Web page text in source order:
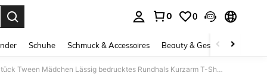
0 0
Schuhe Schmuck & Accessoires Beauty & Gesundheit
1 Stück Tween Mädchen Lässig bedrucktes Rundhals Kurzarm T-Shirt, Sommer Schüler Jugendmode - Minimalistischer englischer Buchstabenstil T-Shirt, der Fantasie und Selbstausdruck inspiriert, LAURYN Ohrringe tragend schön